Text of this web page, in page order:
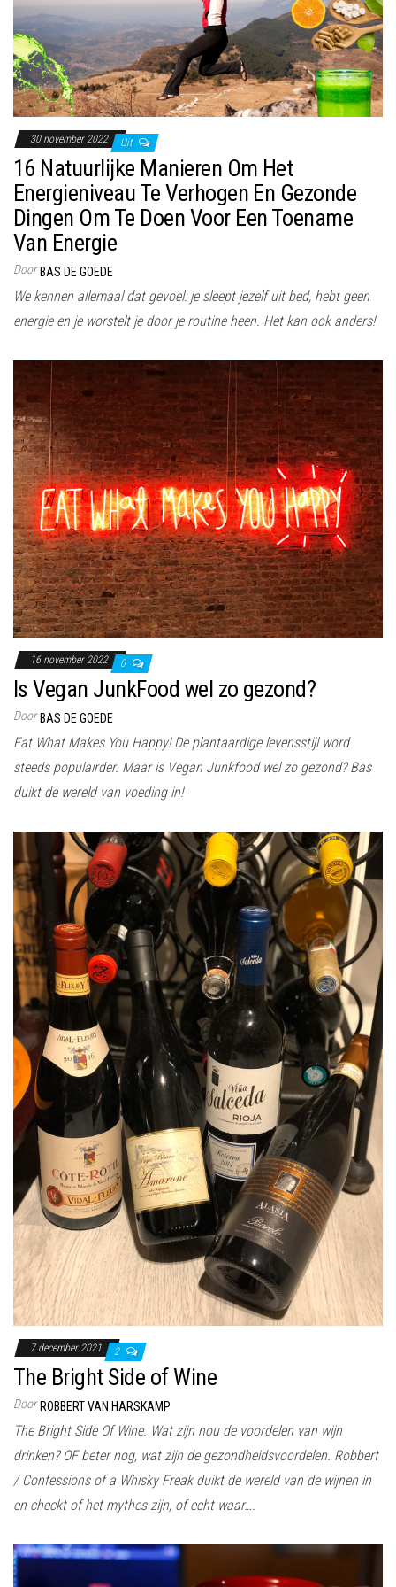
30 november 2022 Uit
16 Natuurlijke Manieren Om Het
Energieniveau Te Verhogen En Gezonde
Dingen Om Te Doen Voor Een Toename
Van Energie
Door BAS DE GOEDE
We kennen allemaal dat gevoel: je sleept jezelf uit bed, hebt geen
energie en je worstelt je door je routine heen. Het kan ook anders!
16 november 2022 0
Is Vegan JunkFood wel zo gezond?
Door BAS DE GOEDE
Eat What Makes You Happy! De plantaardige levensstijl word
steeds populairder. Maar is Vegan Junkfood wel zo gezond? Bas
duikt de wereld van voeding in!
7 december 2021 2
The Bright Side of Wine
Door ROBBERT VAN HARSKAMP
The Bright Side Of Wine. Wat zijn nou de voordelen van wijn
drinken? OF beter nog, wat zijn de gezondheidsvoordelen. Robbert
/ Confessions of a Whisky Freak duikt de wereld van de wijnen in
en checkt of het mythes zijn, of echt waar….